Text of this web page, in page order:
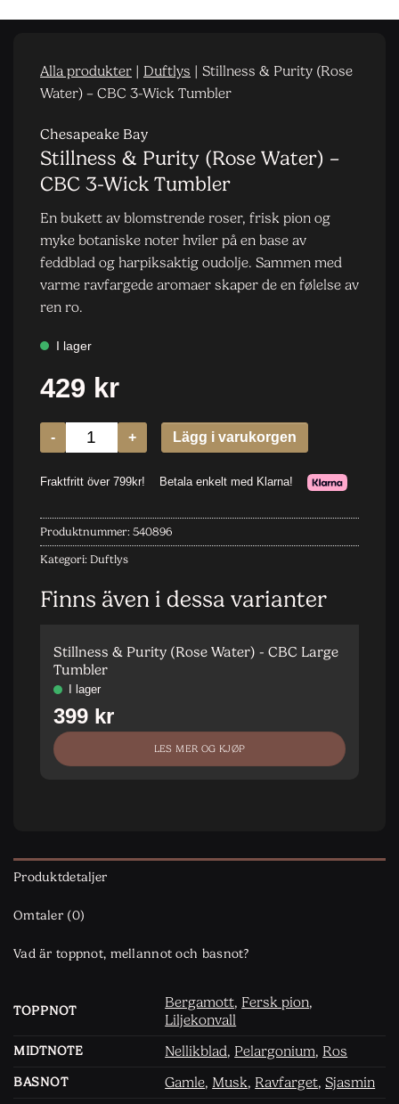
Produktdetaljer
Omtaler (0)
Vad är toppnot, mellannot och basnot?
TOPPNOT
Bergamott, Fersk pion,
Liljekonvall
MIDTNOTE Nellikblad, Pelargonium, Ros
BASNOT Gamle, Musk, Ravfarget,Sjasmin
Alla produkter | Duftlys | Stillness & Purity (Rose
Water) – CBC 3-Wick Tumbler
Chesapeake Bay
Stillness & Purity (Rose Water) –
CBC 3-Wick Tumbler
En bukett av blomstrende roser, frisk pion og
myke botaniske noter hviler på en base av
feddblad og harpiksaktig oudolje. Sammen med
varme ravfargede aromaer skaper de en følelse av
ren ro.
Produktnummer: 540896
Kategori: Duftlys
Finns även i dessa varianter
Stillness & Purity (Rose Water) - CBC Large
Tumbler
LES MER OG KJØP